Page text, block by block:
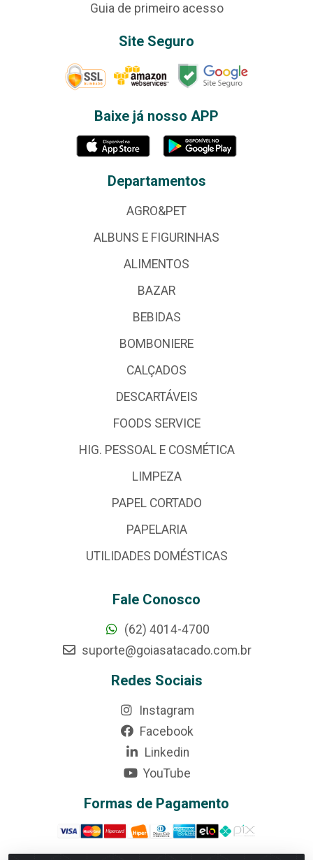
Guia de primeiro acesso
Site Seguro
Baixe já nosso APP
Departamentos
AGRO&PET
ALBUNS E FIGURINHAS
ALIMENTOS
BAZAR
BEBIDAS
BOMBONIERE
CALÇADOS
DESCARTÁVEIS
FOODS SERVICE
HIG. PESSOAL E COSMÉTICA
LIMPEZA
PAPEL CORTADO
PAPELARIA
UTILIDADES DOMÉSTICAS
Fale Conosco
(62) 4014-4700
suporte@goiasatacado.com.br
Redes Sociais
Instagram
Facebook
Linkedin
YouTube
Formas de Pagamento